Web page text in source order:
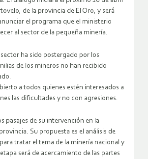
de la provincia de El Oro, y será
el programa que el ministerio
al sector de la pequeña minería.
ha sido postergado por los
de los mineros no han recibido
a todos quienes estén interesados a
las dificultades y no con agresiones.
pasajes de su intervención en la
Su propuesta es el análisis de
tratar el tema de la minería nacional y
será de acercamiento de las partes